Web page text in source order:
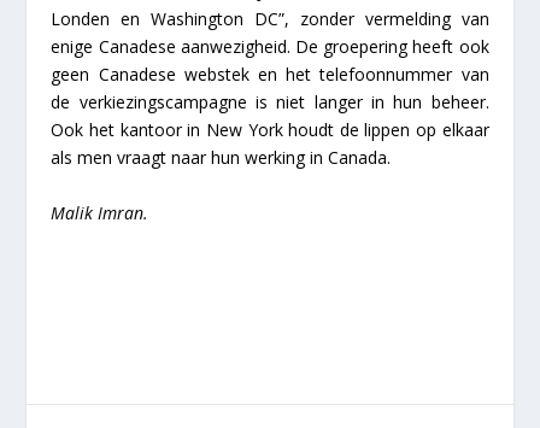
Londen en Washington DC”, zonder vermelding van
enige Canadese aanwezigheid. De groepering heeft ook
geen Canadese webstek en het telefoonnummer van
de verkiezingscampagne is niet langer in hun beheer.
Ook het kantoor in New York houdt de lippen op elkaar
als men vraagt naar hun werking in Canada.
Malik Imran.